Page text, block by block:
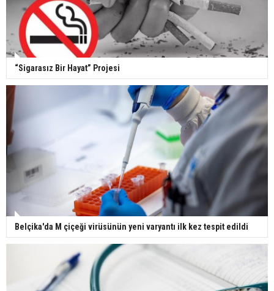
“Sigarasız Bir Hayat” Projesi
Belçika'da M çiçeği virüsünün yeni varyantı ilk kez tespit edildi